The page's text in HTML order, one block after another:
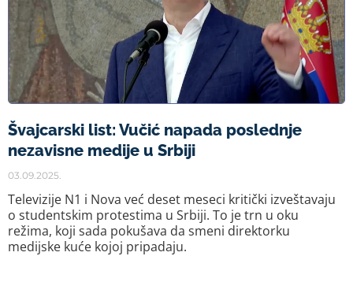
Švajcarski list: Vučić napada poslednje
nezavisne medije u Srbiji
03.09.2025.
Televizije N1 i Nova već deset meseci kritički izveštavaju
o studentskim protestima u Srbiji. To je trn u oku
režima, koji sada pokušava da smeni direktorku
medijske kuće kojoj pripadaju.